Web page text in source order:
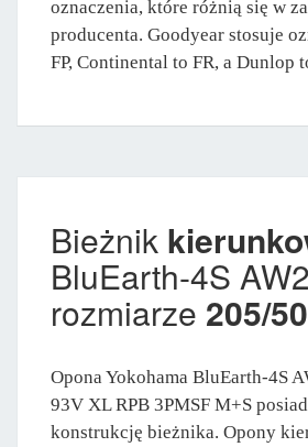
oznaczenia, które różnią się w
producenta. Goodyear stosuje
FP, Continental to FR, a Dunlop
Bieżnik
BluEarth-4S
rozmiarze 205/
Opona Yokohama BluEarth-4S
93V XL RPB 3PMSF M+S
konstrukcję bieżnika. Opony